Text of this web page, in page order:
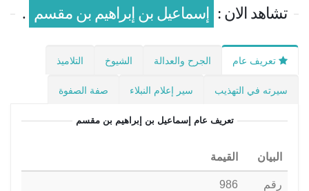
تشاهد الان : إسماعيل بن إبراهيم بن مقسم .
تعريف عام الجرح والعدالة الشيوخ التلاميذ
سيرته في التهذيب سير إعلام النبلاء صفة الصفوة
تعريف عام إسماعيل بن إبراهيم بن مقسم
البيان القيمة
رقم
986